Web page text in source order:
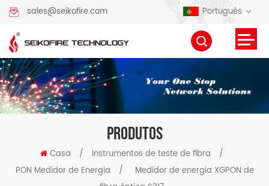
sales@seikofire.com Português
PRODUTOS
Casa / Instrumentos de teste de fibra
/
PON Medidor de Energia
/
Medidor de energia XGPON de